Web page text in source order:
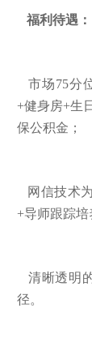
福利待遇：
市场75分
+健身房+生
保公积金；
网信技术
+导师跟踪培
清晰透明
径。